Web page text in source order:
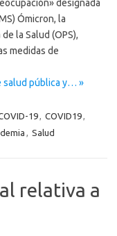
designada
Ómicron, la
la Salud (OPS),
medidas de
salud pública y… »
19, COVID19,
, Salud
relativa a